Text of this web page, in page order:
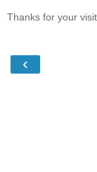
Thanks for your
‹